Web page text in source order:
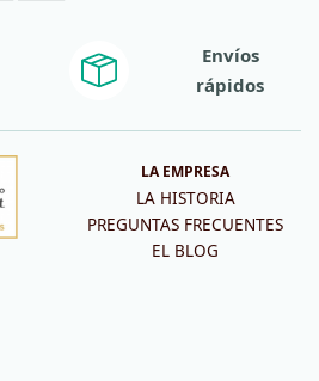
Envíos
rápidos
LA EMPRESA
LA HISTORIA
PREGUNTAS FRECUENTES
EL BLOG